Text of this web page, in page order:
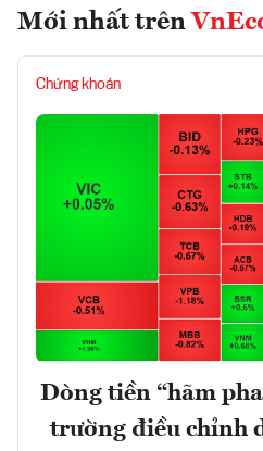
Mới nhất trên
Chứng khoán
Dòng tiền “hãm
trường điều chỉnh